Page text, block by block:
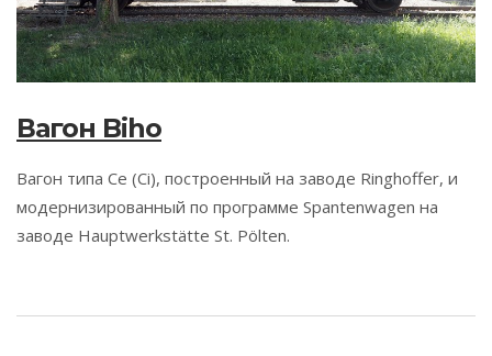
Вагон Biho
Вагон типа Ce (Ci), построенный на заводе Ringhoffer, и
модернизированный по программе Spantenwagen на
заводе Hauptwerkstätte St. Pölten.